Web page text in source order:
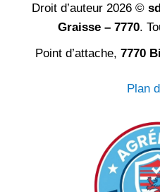
Droit d’auteur 2026 ©
Graisse – 7770.
Point d’attache, 7770
Plan